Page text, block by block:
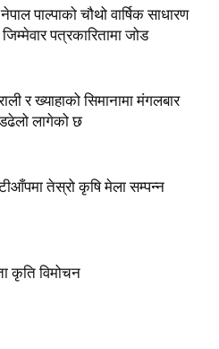
पाल्पाको चौथो वार्षिक साधारण
पत्रकारितामा जोड
र ख्याहाको सिमानामा मंगलबार
लागेको छ
तेस्रो कृषि मेला सम्पन्न
कृति विमोचन